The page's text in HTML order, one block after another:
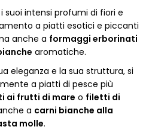
suoi intensi profumi di fiori e
a piatti esotici e piccanti
anche a formaggi erborinati
aromatiche.
eleganza e la sua struttura, si
a piatti di pesce più
ai frutti di mare o filetti di
a carni bianche alla
molle.